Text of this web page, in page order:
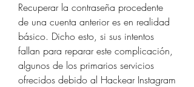
Recuperar la contraseña procedente
de una cuenta anterior es en realidad
básico. Dicho esto, si sus intentos
fallan para reparar este complicación,
algunos de los primarios servicios
ofrecidos debido al Hackear Instagram